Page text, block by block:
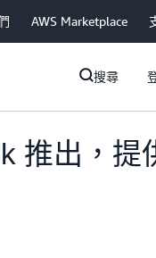
AWS Marketplace
搜尋
推出，提